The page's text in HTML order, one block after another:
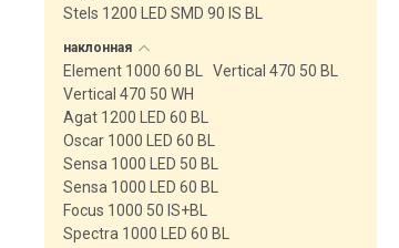
Stels 1200 LED SMD 90 IS BL
наклонная
Element 1000 60 BL
Vertical 470 50 BL
Vertical 470 50 WH
Agat 1200 LED 60 BL
Oscar 1000 LED 60 BL
Sensa 1000 LED 50 BL
Sensa 1000 LED 60 BL
Focus 1000 50 IS+BL
Spectra 1000 LED 60 BL